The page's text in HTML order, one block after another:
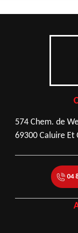
574 Chem. de
69300 Caluire Et
04